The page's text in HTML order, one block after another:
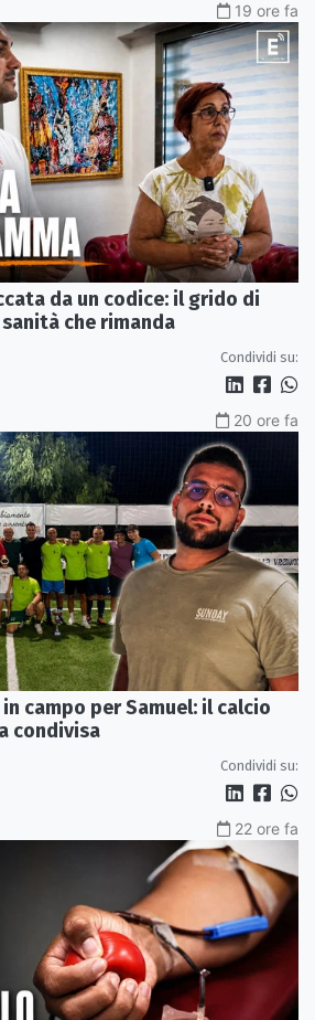
19 ore fa
da un codice: il grido di
che rimanda
Condividi su:
20 ore fa
campo per Samuel: il calcio
condivisa
Condividi su:
22 ore fa